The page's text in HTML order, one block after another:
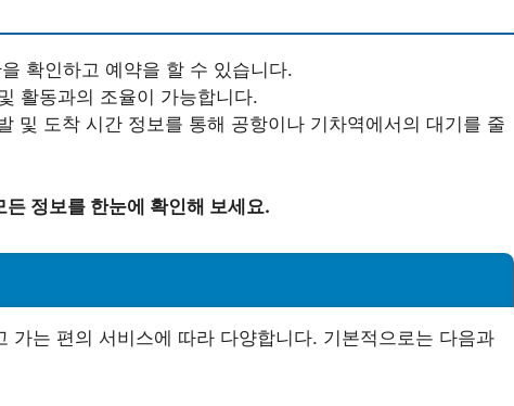
확인하고 예약을 할 수 있습니다.
활동과의 조율이 가능합니다.
및 도착 시간 정보를 통해 공항이나 기차역에서의 대기를 줄
정보를 한눈에 확인해 보세요.
가는 편의 서비스에 따라 다양합니다. 기본적으로는 다음과